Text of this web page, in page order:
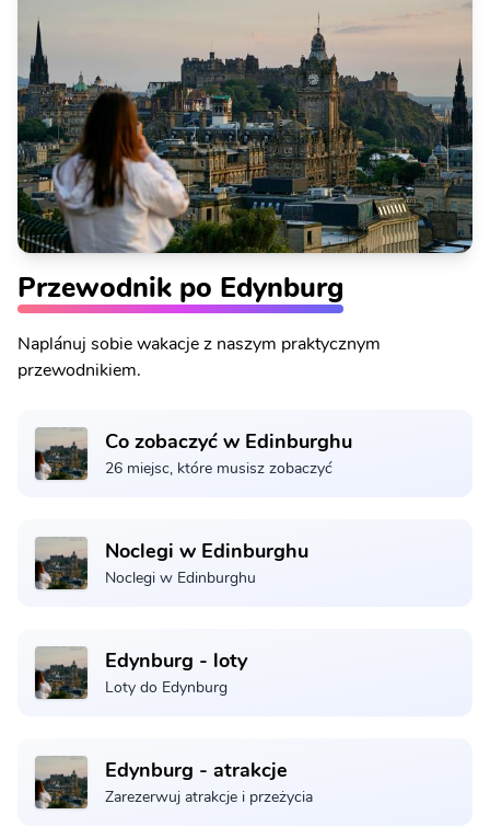
Przewodnik po Edynburg
Naplánuj sobie wakacje z naszym praktycznym
przewodnikiem.
Co zobaczyć w Edinburghu
26 miejsc, które musisz zobaczyć
Noclegi w Edinburghu
Noclegi w Edinburghu
Edynburg - loty
Loty do Edynburg
Edynburg - atrakcje
Zarezerwuj atrakcje i przeżycia